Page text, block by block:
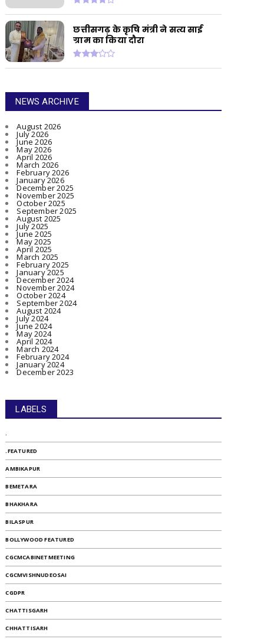
छत्तीसगढ़ के कृषि मंत्री ने सत्य साई
ग्राम का किया दौरा
NEWS ARCHIVE
August 2026
July 2026
June 2026
May 2026
April 2026
March 2026
February 2026
January 2026
December 2025
November 2025
October 2025
September 2025
August 2025
July 2025
June 2025
May 2025
April 2025
March 2025
February 2025
January 2025
December 2024
November 2024
October 2024
September 2024
August 2024
July 2024
June 2024
May 2024
April 2024
March 2024
February 2024
January 2024
December 2023
LABELS
.
.FEATURED
AMBIKAPUR
BEMETARA
BHAKHARA
BILASPUR
BOLLYWOOD FEATURED
CGCMCABINETMEETING
CGCMVISHNUDEOSAI
CGDPR
CHATTISGARH
CHHATTISARH